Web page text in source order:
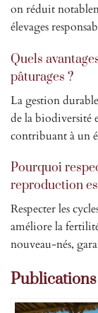
on réduit
élevages
Quels
pâturages ?
La gestion
de la biodiversité
contribuant à un
Pourquoi
reproduction
Respecter les
améliore la
nouveau-nés,